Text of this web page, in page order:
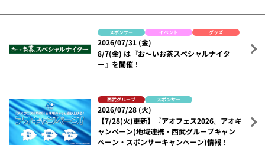
スポンサー イベント グッズ
2026/07/31 (金)
8/7(金) は『お～いお茶スペシャルナイタ
ー』を開催！
西武グループ スポンサー
2026/07/28 (火)
【7/28(火)更新】『アオフェス2026』アオキ
ャンペーン(地域連携・西武グループキャン
ペーン・スポンサーキャンペーン)情報！